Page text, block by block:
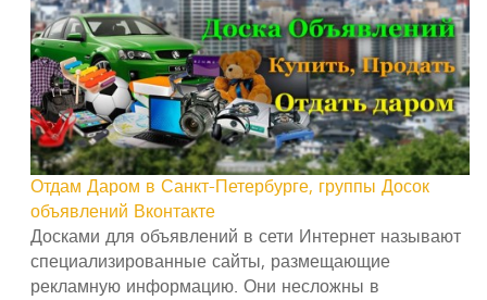
Отдам Даром в Санкт-Петербурге, группы Досок
объявлений Вконтакте
Досками для объявлений в сети Интернет называют
специализированные сайты, размещающие
рекламную информацию. Они несложны в